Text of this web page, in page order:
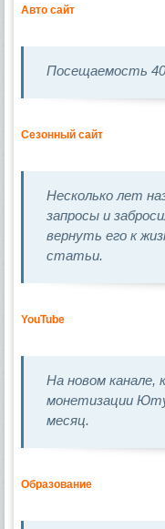
Авто сайт
Посещаемость
Сезонный сайт
Несколько лет
запросы и
вернуть его к
статьи.
YouTube
На новом канале,
монетизации
месяц.
Образование